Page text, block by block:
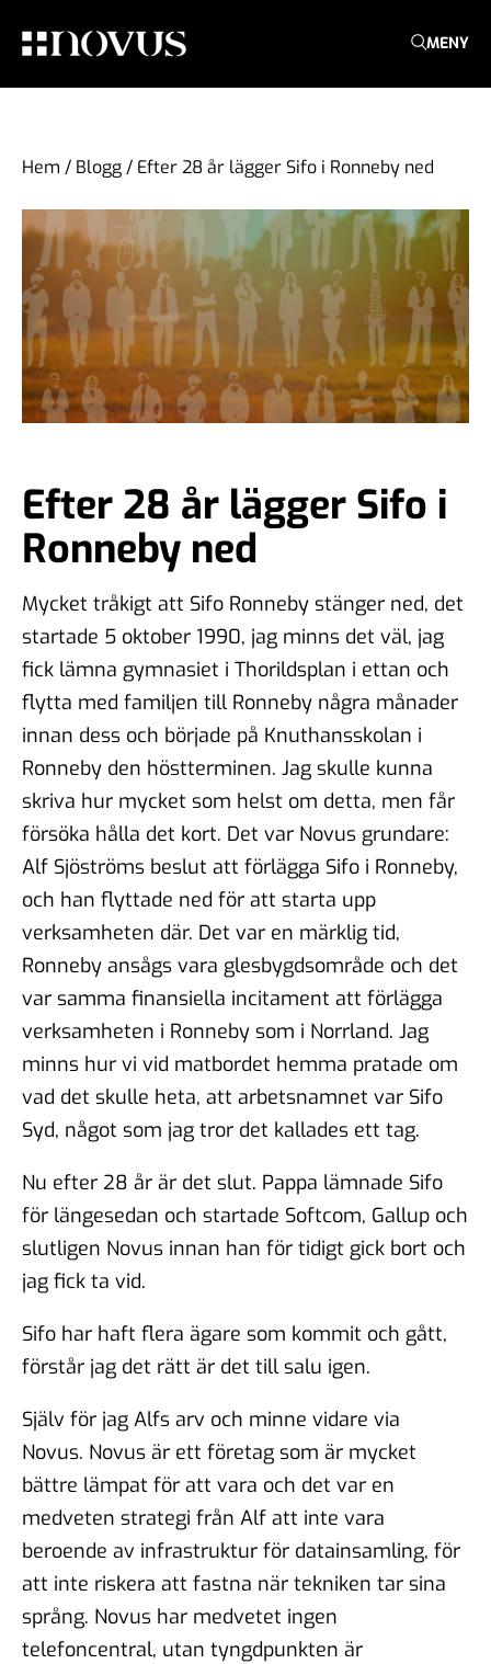
MENY
Hem / Blogg/ Efter 28 år lägger Sifo i Ronneby ned
Efter 28 år lägger Sifo i
Ronneby ned
Mycket tråkigt att Sifo Ronneby stänger ned, det
startade 5 oktober 1990, jag minns det väl, jag
fick lämna gymnasiet i Thorildsplan i ettan och
flytta med familjen till Ronneby några månader
innan dess och började på Knuthansskolan i
Ronneby den höstterminen. Jag skulle kunna
skriva hur mycket som helst om detta, men får
försöka hålla det kort. Det var Novus grundare:
Alf Sjöströms beslut att förlägga Sifo i Ronneby,
och han flyttade ned för att starta upp
verksamheten där. Det var en märklig tid,
Ronneby ansågs vara glesbygdsområde och det
var samma finansiella incitament att förlägga
verksamheten i Ronneby som i Norrland. Jag
minns hur vi vid matbordet hemma pratade om
vad det skulle heta, att arbetsnamnet var Sifo
Syd, något som jag tror det kallades ett tag.
Nu efter 28 år är det slut. Pappa lämnade Sifo
för längesedan och startade Softcom, Gallup och
slutligen Novus innan han för tidigt gick bort och
jag fick ta vid.
Sifo har haft flera ägare som kommit och gått,
förstår jag det rätt är det till salu igen.
Själv för jag Alfs arv och minne vidare via
Novus. Novus är ett företag som är mycket
bättre lämpat för att vara och det var en
medveten strategi från Alf att inte vara
beroende av infrastruktur för datainsamling, för
att inte riskera att fastna när tekniken tar sina
språng. Novus har medvetet ingen
telefoncentral, utan tyngdpunkten är